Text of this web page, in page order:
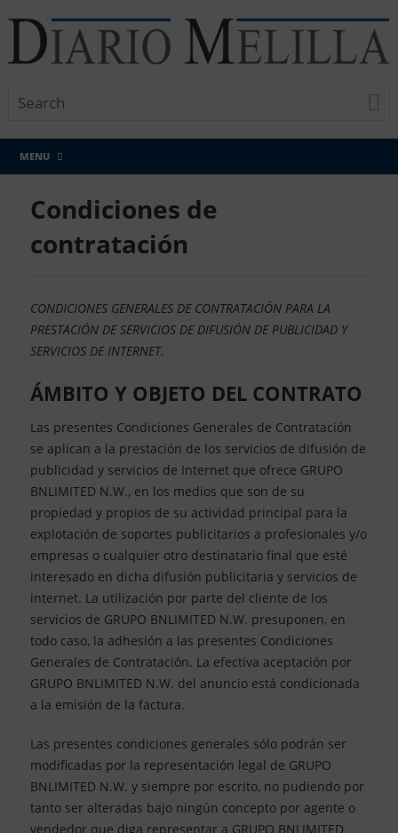
MENU
Condiciones de
contratación
CONDICIONES GENERALES DE CONTRATACIÓN PARA LA
PRESTACIÓN DE SERVICIOS DE DIFUSIÓN DE PUBLICIDAD Y
SERVICIOS DE INTERNET.
ÁMBITO Y OBJETO DEL CONTRATO
Las presentes Condiciones Generales de Contratación
se aplican a la prestación de los servicios de difusión de
publicidad y servicios de Internet que ofrece GRUPO
BNLIMITED N.W., en los medios que son de su
propiedad y propios de su actividad principal para la
explotación de soportes publicitarios a profesionales y/o
empresas o cualquier otro destinatario final que esté
interesado en dicha difusión publicitaria y servicios de
internet. La utilización por parte del cliente de los
servicios de GRUPO BNLIMITED N.W. presuponen, en
todo caso, la adhesión a las presentes Condiciones
Generales de Contratación. La efectiva aceptación por
GRUPO BNLIMITED N.W. del anuncio está condicionada
a la emisión de la factura.
Las presentes condiciones generales sólo podrán ser
modificadas por la representación legal de GRUPO
BNLIMITED N.W. y siempre por escrito, no pudiendo por
tanto ser alteradas bajo ningún concepto por agente o
vendedor que diga representar a GRUPO BNLIMITED